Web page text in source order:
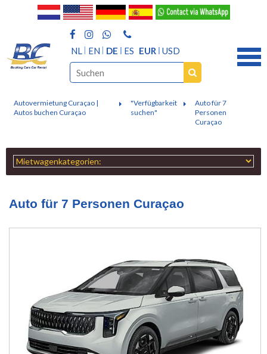
NL EN DE ES EUR USD
Autovermietung Curaçao |
Autos buchen Curaçao
"Verfügbarkeit
suchen"
Auto für 7
Personen
Curaçao
Auto für 7 Personen Curaçao